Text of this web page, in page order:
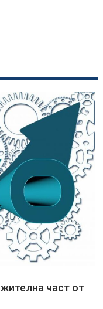
част от